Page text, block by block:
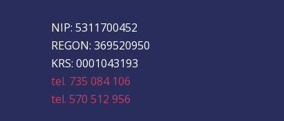
NIP: 5311700452
REGON: 369520950
KRS: 0001043193
tel. 735 084 106
tel. 570 512 956